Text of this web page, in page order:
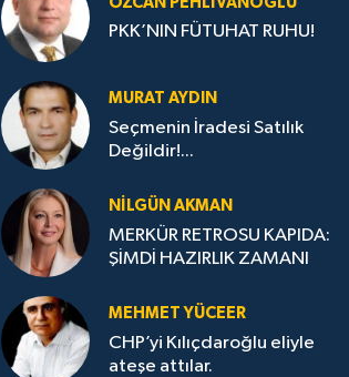
PKK’NIN FÜTUHAT RUHU!
MURAT AYDIN
Seçmenin İradesi Satılık
Değildir!...
NILGÜN AKMAN
MERKÜR RETROSU KAPIDA:
ŞİMDİ HAZIRLIK ZAMANI
MEHMET YÜCEER
CHP’yi Kılıçdaroğlu eliyle
ateşe attılar.